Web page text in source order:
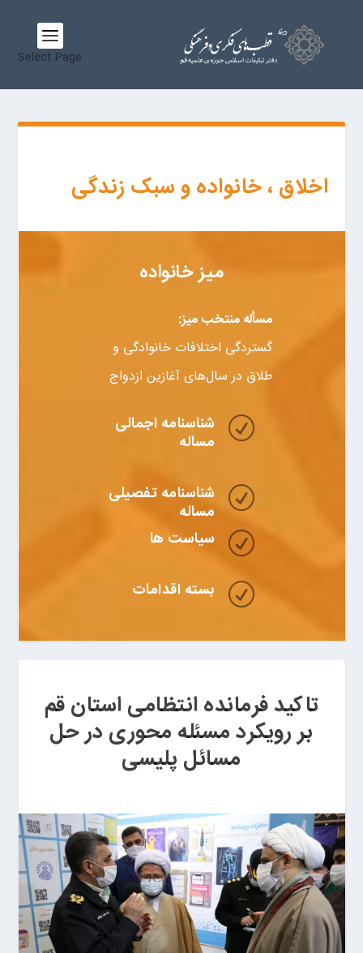
Select Page
اخلاق ، خانواده و سبک زندگی
میز خانواده
مسأله منتخب میز:
گستردگی اختلافات خانوادگی و
طلاق در سال‌های آغازین ازدواج
R شناسنامه اجمالی
مساله
R شناسنامه تفصیلی
مساله
R سیاست ها
R بسته اقدامات
تاکید فرمانده انتظامی استان قم
بر رویکرد مسئله محوری در حل
مسائل پلیسی